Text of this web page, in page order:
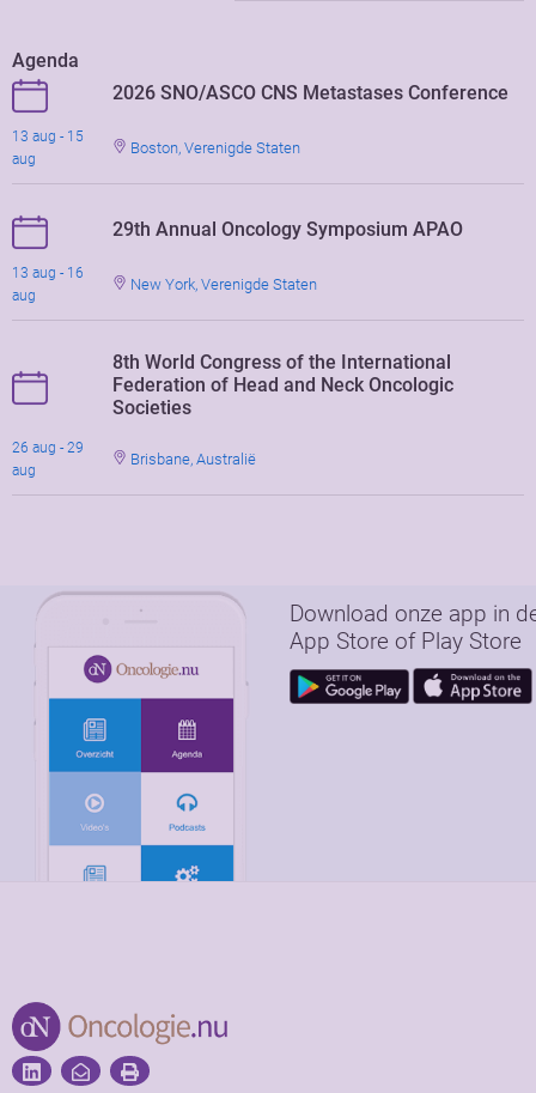
Agenda
2026 SNO/ASCO CNS Metastases Conference
13 aug - 15
aug
Boston, Verenigde Staten
29th Annual Oncology Symposium APAO
13 aug - 16
aug
New York, Verenigde Staten
8th World Congress of the International
Federation of Head and Neck Oncologic
Societies
26 aug - 29
aug
Brisbane, Australië
Download onze app in
App Store of Play Store